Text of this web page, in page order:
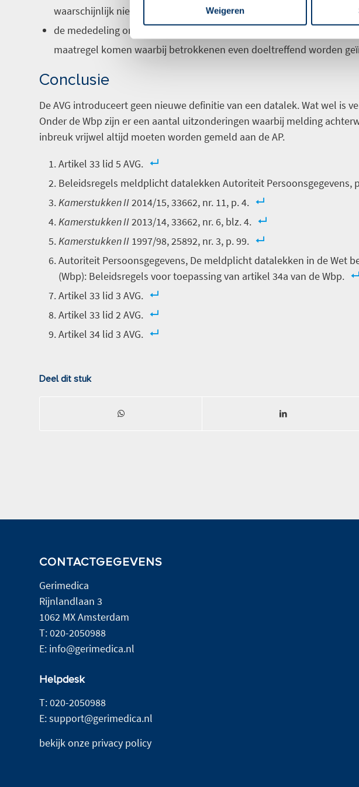
Weigeren
waarschijnlijk niet meer zal voordoen; of
de mededeling onevenredige inspanning vergt. In dit geval kan een
maatregel komen waarbij betrokkenen even doeltreffend worden
Conclusie
De AVG introduceert geen nieuwe definitie van een datalek. Wat wel is
Onder de Wbp zijn er een aantal uitzonderingen waarbij melding
inbreuk vrijwel altijd moeten worden gemeld aan de AP.
Artikel 33 lid 5 AVG.
Beleidsregels meldplicht datalekken Autoriteit Persoonsgegevens,
Kamerstukken II2014/15, 33662, nr. 11, p. 4.
Kamerstukken II2013/14, 33662, nr. 6, blz. 4.
Kamerstukken II 1997/98, 25892, nr. 3, p. 99.
Autoriteit Persoonsgegevens, De meldplicht datalekken in de Wet
(Wbp): Beleidsregels voor toepassing van artikel 34a van de Wbp.
Artikel 33 lid 3 AVG.
Artikel 33 lid 2 AVG.
Artikel 34 lid 3 AVG.
Deel dit stuk
CONTACTGEGEVENS
Gerimedica
Rijnlandlaan 3
1062 MX Amsterdam
T:020-2050988
E: info@gerimedica.nl
Helpdesk
T:020-2050988
E:support@gerimedica.nl
bekijk onze privacy policy